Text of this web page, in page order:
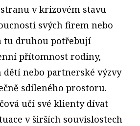
v krizovém stavu
svých firem nebo
tu druhou potřebují
přítomnost rodiny,
dětí nebo partnerské výzvy
sdíleného prostoru.
učí své klienty dívat
v širších souvislostech